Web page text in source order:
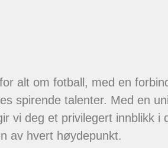
alt om fotball, med en
spirende talenter. Med en
vi deg et privilegert innblikk i
av hvert høydepunkt.